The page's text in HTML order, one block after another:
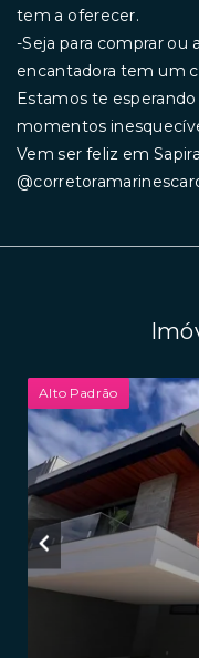
tem a oferecer.
-Seja para comprar ou
encantadora tem um
Estamos te
momentos
Vem ser feliz em
Alto Padrão